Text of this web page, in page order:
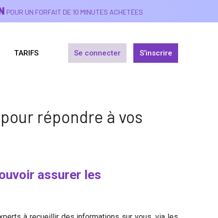
POUR UN FORFAIT DE 10 MINUTES ACHETÉES
TARIFS Se connecter S’inscrire
répondre à vos
assurer les